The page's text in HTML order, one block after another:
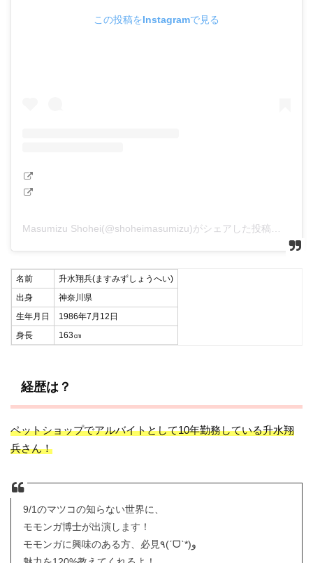
この投稿をInstagramで見る
Masumizu Shohei(@shoheimasumizu)がシェアした投稿
名前
升水翔兵(ますみずしょうへい)
出身
神奈川県
生年月日
1986年7月12日
身長
163㎝
経歴は？
ペットショップでアルバイトとして10年勤務している升水翔
兵さん！
9/1のマツコの知らない世界に、
モモンガ博士が出演します！
モモンガに興味のある方、必見٩(ˊᗜˋ*)و